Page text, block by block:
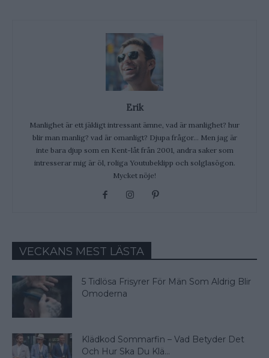
Erik
Manlighet är ett jäkligt intressant ämne, vad är manlighet? hur
blir man manlig? vad är omanligt? Djupa frågor... Men jag är
inte bara djup som en Kent-låt från 2001, andra saker som
intresserar mig är öl, roliga Youtubeklipp och solglasögon.
Mycket nöje!
VECKANS MEST LÄSTA
5 Tidlösa Frisyrer För Män Som Aldrig Blir
Omoderna
Klädkod Sommarfin – Vad Betyder Det
Och Hur Ska Du Klä...